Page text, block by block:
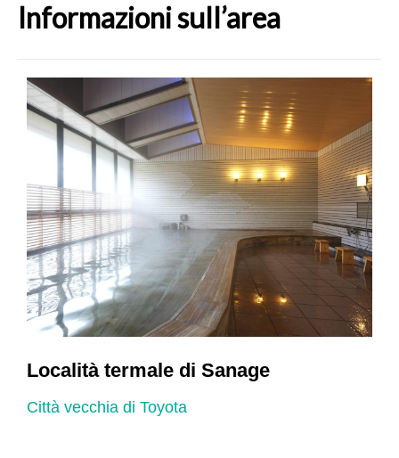
Informazioni sull’area
Località termale di Sanage
Città vecchia di Toyota